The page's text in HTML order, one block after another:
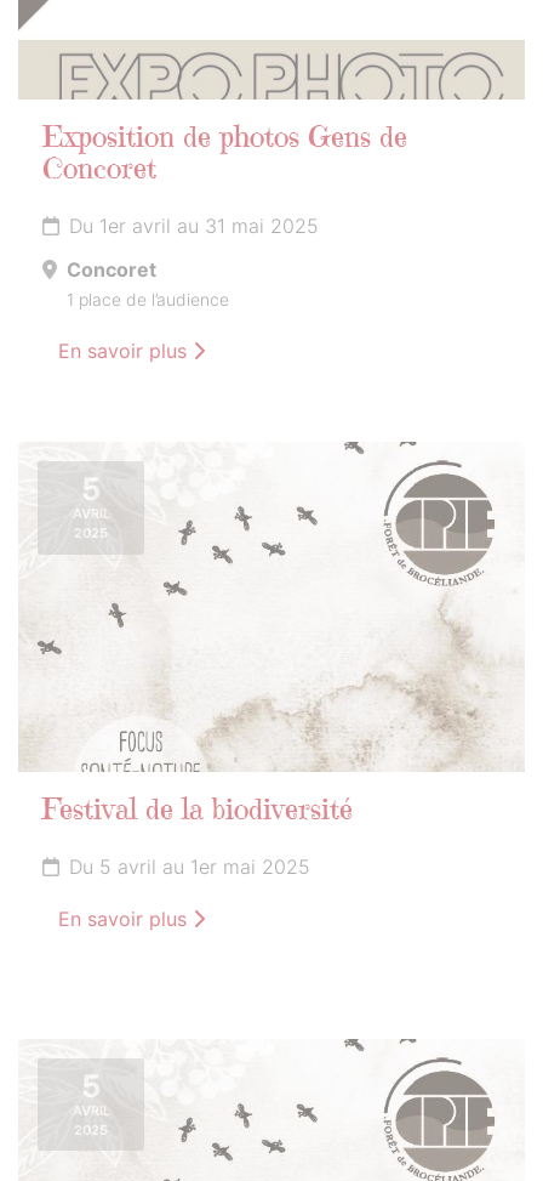
Exposition de photos Gens de
Concoret
Du 1er avril au 31 mai 2025
Concoret
1 place de l’audience
En savoir plus
5
AVRIL
2025
Festival de la biodiversité
Du 5 avril au 1er mai 2025
En savoir plus
5
AVRIL
2025